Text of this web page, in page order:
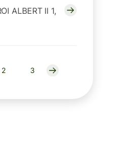
ALBERT II 1,
2 3